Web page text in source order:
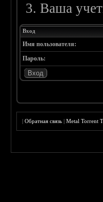
Ваша
Вход
Имя пользователя:
Пароль:
|Обратная связь |Metal Torrent